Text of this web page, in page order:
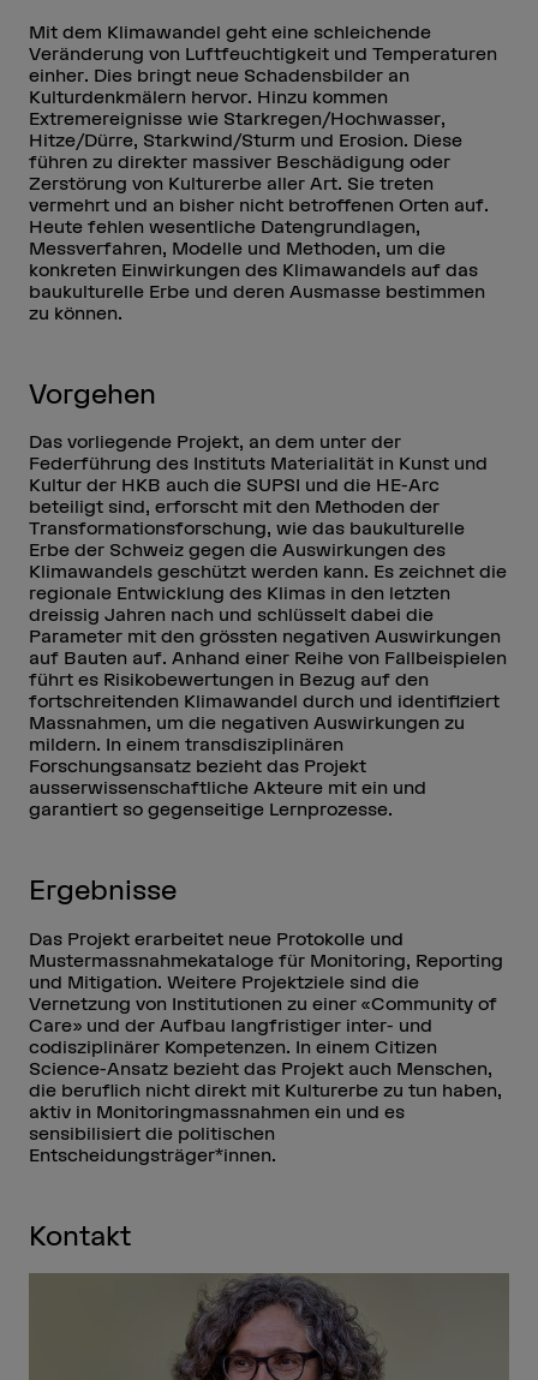
Mit dem Klimawandel geht eine schleichende
Veränderung von Luftfeuchtigkeit und Temperaturen
einher. Dies bringt neue Schadensbilder an
Kulturdenkmälern hervor. Hinzu kommen
Extremereignisse wie Starkregen/Hochwasser,
Hitze/Dürre, Starkwind/Sturm und Erosion. Diese
führen zu direkter massiver Beschädigung oder
Zerstörung von Kulturerbe aller Art. Sie treten
vermehrt und an bisher nicht betroffenen Orten auf.
Heute fehlen wesentliche Datengrundlagen,
Messverfahren, Modelle und Methoden, um die
konkreten Einwirkungen des Klimawandels auf das
baukulturelle Erbe und deren Ausmasse bestimmen
zu können.
Vorgehen
Das vorliegende Projekt, an dem unter der
Federführung des Instituts Materialität in Kunst und
Kultur der HKB auch die SUPSI und die HE-Arc
beteiligt sind, erforscht mit den Methoden der
Transformationsforschung, wie das baukulturelle
Erbe der Schweiz gegen die Auswirkungen des
Klimawandels geschützt werden kann. Es zeichnet die
regionale Entwicklung des Klimas in den letzten
dreissig Jahren nach und schlüsselt dabei die
Parameter mit den grössten negativen Auswirkungen
auf Bauten auf. Anhand einer Reihe von Fallbeispielen
führt es Risikobewertungen in Bezug auf den
fortschreitenden Klimawandel durch und identifiziert
Massnahmen, um die negativen Auswirkungen zu
mildern. In einem transdisziplinären
Forschungsansatz bezieht das Projekt
ausserwissenschaftliche Akteure mit ein und
garantiert so gegenseitige Lernprozesse.
Ergebnisse
Das Projekt erarbeitet neue Protokolle und
Mustermassnahmekataloge für Monitoring, Reporting
und Mitigation. Weitere Projektziele sind die
Vernetzung von Institutionen zu einer «Community of
Care» und der Aufbau langfristiger inter- und
codisziplinärer Kompetenzen. In einem Citizen
Science-Ansatz bezieht das Projekt auch Menschen,
die beruflich nicht direkt mit Kulturerbe zu tun haben,
aktiv in Monitoringmassnahmen ein und es
sensibilisiert die politischen
Entscheidungsträger*innen.
Kontakt